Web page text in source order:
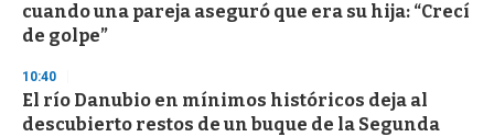
cuando una pareja aseguró que era su hija: “Crecí
de golpe”
10:40
El río Danubio en mínimos históricos deja al
descubierto restos de un buque de la Segunda